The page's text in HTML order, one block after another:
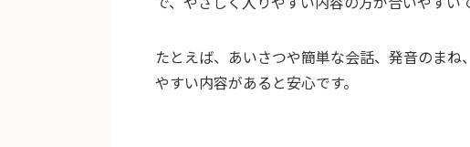
たとえば、あいさつや簡単な会話、発音のま
やすい内容があると安心です。